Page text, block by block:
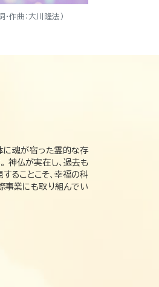
・作曲：大川隆法）
に魂が宿った霊的な存
神仏が実在し、過去も
ることこそ、幸福の科
事業にも取り組んでい